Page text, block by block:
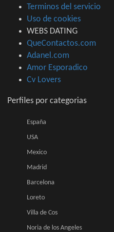
Terminos del servicio
Uso de cookies
WEBS DATING
QueContactos.com
Adanel.com
Amor Esporadico
Cv Lovers
Perfiles por categorias
España
USA
Mexico
Madrid
Barcelona
Loreto
Villa de Cos
Noria de los Angeles